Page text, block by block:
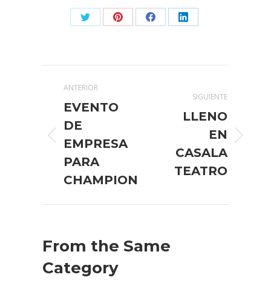
Share
X
Share
Pinterest
Share
Facebook
Share
LinkedIn
entre
publicaciones
ANTERIOR
Publicación
anterior:
EVENTO
DE
EMPRESA
PARA
CHAMPION
SIGUIENTE
Publicación
siguiente:
LLENO
EN
CASALA
TEATRO
From the Same
Category